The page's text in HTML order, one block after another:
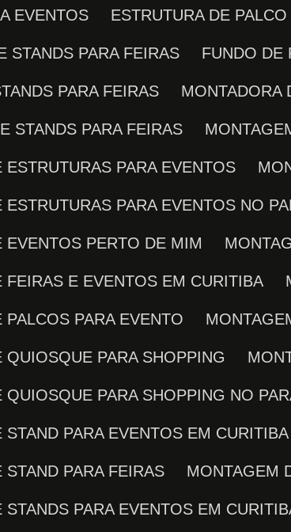
EVENTOS ESTRUTURA DE
STANDS PARA FEIRAS FUNDO
PARA FEIRAS
STANDS PARA FEIRAS
ESTRUTURAS PARA EVENTOS
ESTRUTURAS PARA EVENTOS NO
EVENTOS PERTO DE MIM
FEIRAS E EVENTOS EM CURITIBA
PALCOS PARA EVENTO
QUIOSQUE PARA SHOPPING
QUIOSQUE PARA SHOPPING NO
STAND PARA EVENTOS EM CURITIBA
STAND PARA FEIRAS MONTAGEM
STANDS PARA EVENTOS EM